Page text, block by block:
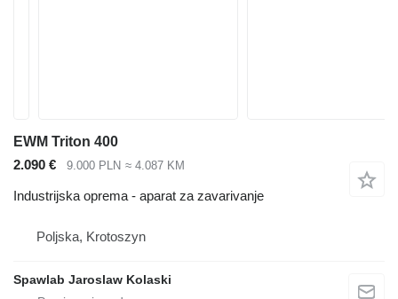
EWM Triton 400
2.090 €
9.000 PLN ≈ 4.087 KM
Industrijska oprema - aparat za zavarivanje
Poljska, Krotoszyn
Spawlab Jaroslaw Kolaski